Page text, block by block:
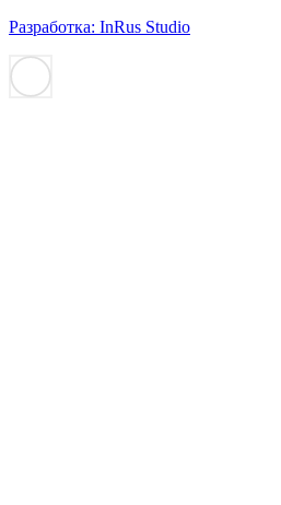
Разработка: InRus Studio